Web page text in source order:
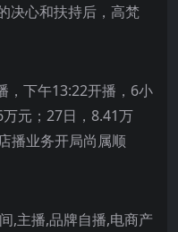
决心和扶持后，高梵
，下午13:22开播，6小
元；27日，8.41万
播业务开局尚属顺